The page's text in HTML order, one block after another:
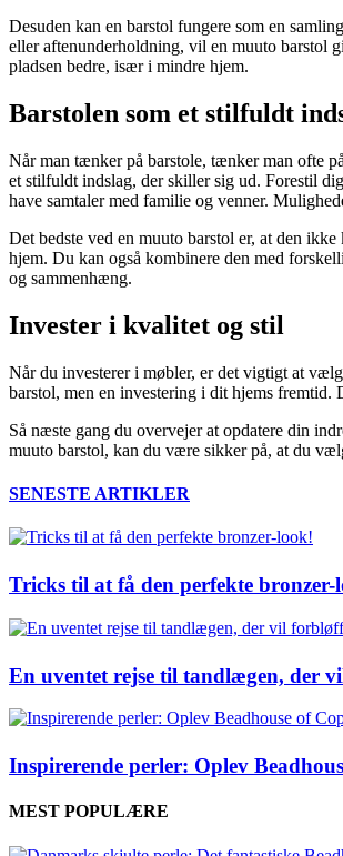
Desuden kan en barstol fungere som en
eller aftenunderholdning, vil en muuto barstol
pladsen bedre, især i mindre hjem.
Barstolen som et stilfuldt
Når man tænker på barstole, tænker man ofte
et stilfuldt indslag, der skiller sig ud. Forestil
have samtaler med familie og venner.
Det bedste ved en muuto barstol er, at den
hjem. Du kan også kombinere den med
og sammenhæng.
Invester i kvalitet og stil
Når du investerer i møbler, er det vigtigt at
barstol, men en investering i dit hjems
Så næste gang du overvejer at opdatere din
muuto barstol, kan du være sikker på, at du
SENESTE ARTIKLER
Tricks til at få den perfekte bronzer-
En uventet rejse til tandlægen, der
Inspirerende perler: Oplev
MEST POPULÆRE